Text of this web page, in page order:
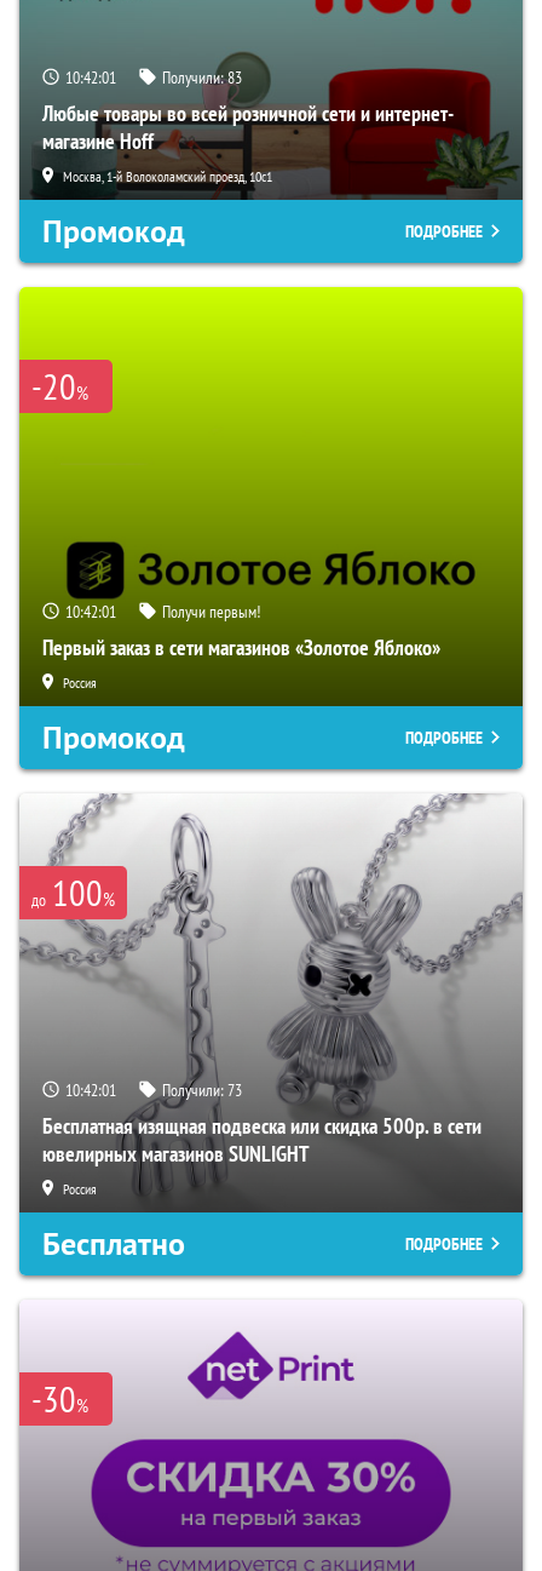
10:42:00 Получили:83
Любые товары во всей розничной сети и интернет-
магазине Hoff
Москва, 1-й Волоколамский проезд, 10с1
Промокод ПОДРОБНЕЕ
-20%
10:42:00 Получи первым!
Первый заказ в сети магазинов «Золотое Яблоко»
Россия
Промокод ПОДРОБНЕЕ
до 100%
10:42:00 Получили:73
Бесплатная изящная подвеска или скидка 500р. в сети
ювелирных магазинов SUNLIGHT
Россия
Бесплатно ПОДРОБНЕЕ
-30%